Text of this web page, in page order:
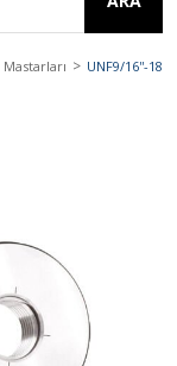
UNF9/16''-18